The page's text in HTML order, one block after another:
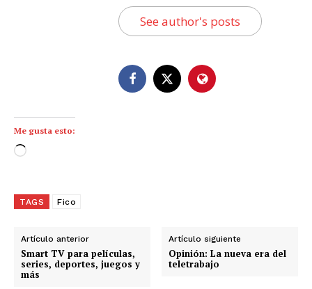
See author's posts
Me gusta esto:
C
g
n
d
o
TAGS Fico
Artículo anterior
Smart TV para películas,
series, deportes, juegos y
más
Artículo siguiente
Opinión: La nueva era del
teletrabajo